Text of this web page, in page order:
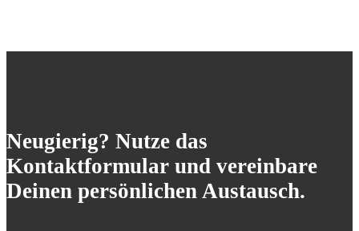
Neugierig? Nutze das
Kontaktformular und vereinbare
Deinen persönlichen Austausch.